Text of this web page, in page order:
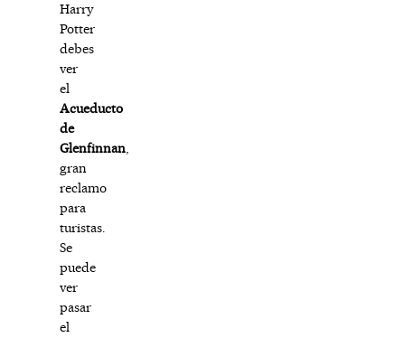
Harry
Potter
debes
ver
el
Acueducto
de
Glenfinnan
gran
reclamo
para
turistas.
Se
puede
ver
pasar
el